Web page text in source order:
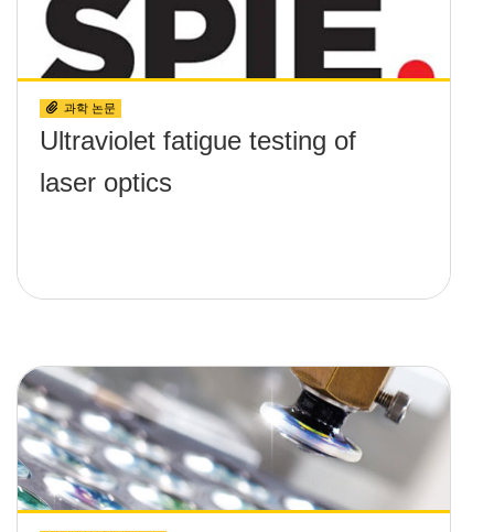
과학 논문
Ultraviolet fatigue testing of
laser optics